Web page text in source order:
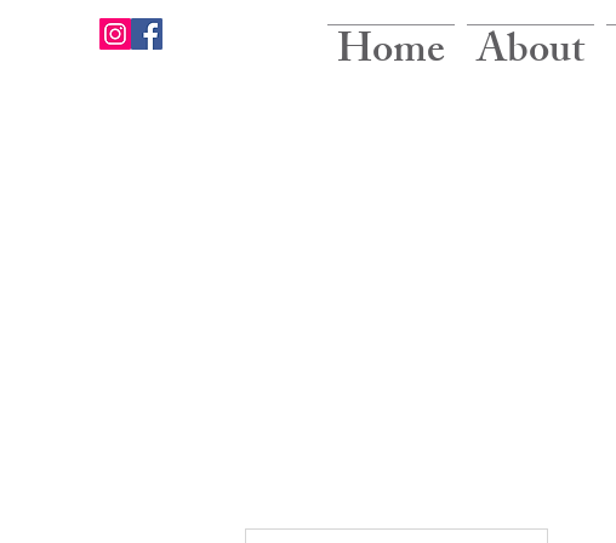
Home About